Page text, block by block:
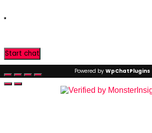
Start chat
Powered by WpChatPlugins